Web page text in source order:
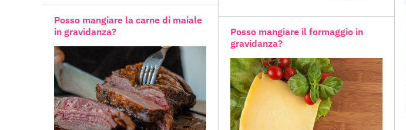
Posso mangiare la carne di maiale
in gravidanza?
Posso mangiare il formaggio in
gravidanza?